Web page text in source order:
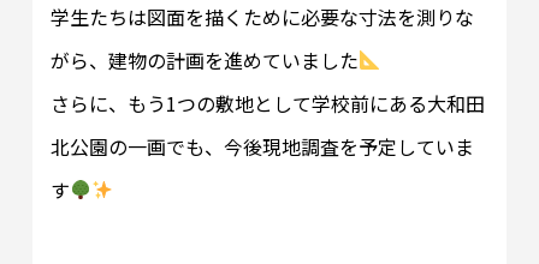
学生たちは図面を描くために必要な寸法を測りな
がら、建物の計画を進めていました
さらに、もう1つの敷地として学校前にある大和田
北公園の一画でも、今後現地調査を予定していま
す